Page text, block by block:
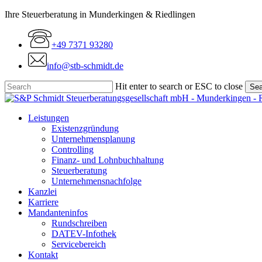
Skip
content
Ihre Steuerberatung in Munderkingen & Riedlingen
+49 7371 93280
info@stb-schmidt.de
Hit enter to search or ESC to close
Close
Menu
Leistungen
Existenzgründung
Unternehmensplanung
Controlling
Finanz- und Lohnbuchhaltung
Steuerberatung
Unternehmensnachfolge
Kanzlei
Karriere
Mandanteninfos
Rundschreiben
DATEV-Infothek
Servicebereich
Kontakt